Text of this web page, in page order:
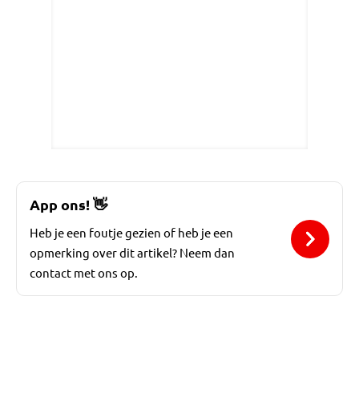
App ons!👋
Heb je een foutje gezien of heb je een
opmerking over dit artikel? Neem dan
contact met ons op.